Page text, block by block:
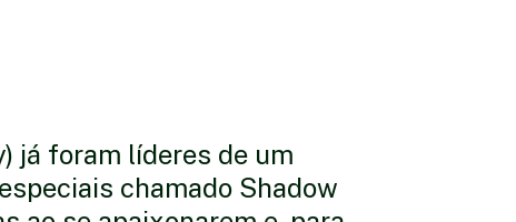
já foram líderes de um
chamado Shadow